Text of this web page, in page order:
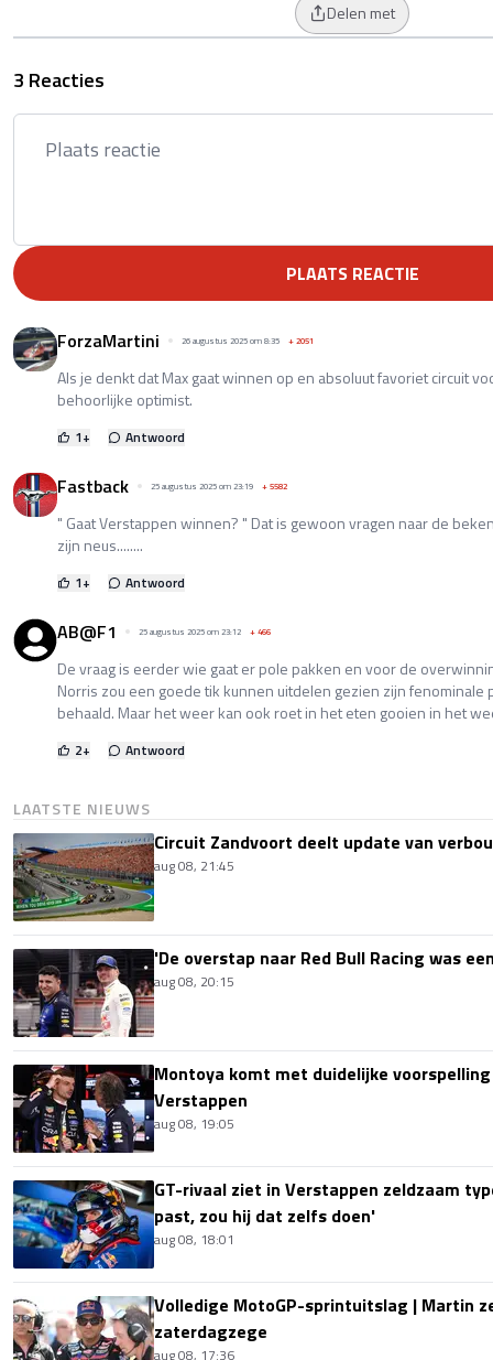
Delen met
3 Reacties
PLAATS REACTIE
ForzaMartini 26 augustus 2025 om 8:35 +2051
Als je denkt dat Max gaat winnen op en absoluut favoriet circuit
behoorlijke optimist.
1+ Antwoord
Fastback 25 augustus 2025 om 23:19 +5582
" Gaat Verstappen winnen? " Dat is gewoon vragen naar de
zijn neus........
1+ Antwoord
AB@F1 25 augustus 2025 om 23:12 +466
De vraag is eerder wie gaat er pole pakken en voor de
Norris zou een goede tik kunnen uitdelen gezien zijn
behaald. Maar het weer kan ook roet in het eten gooien in het
2+ Antwoord
LAATSTE NIEUWS
Circuit Zandvoort deelt update van
aug 08, 21:45
'De overstap naar Red Bull Racing was
aug 08, 20:15
Montoya komt met duidelijke
Verstappen
aug 08, 19:05
GT-rivaal ziet in Verstappen zeldzaam
past, zou hij dat zelfs doen'
aug 08, 18:01
Volledige MotoGP-sprintuitslag | Martin
zaterdagzege
aug 08, 17:36